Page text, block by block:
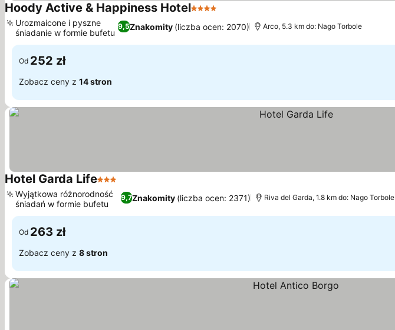
Hoody Active & Happiness Hotel4 Kategoria
9,5Znakomity (liczba ocen: 2070)
Urozmaicone i pyszne
śniadanie w formie bufetu
Arco, 5.3 km do: Nago Torbole
Od 252 zł
Zobacz ceny z 14 stron
Hotel Garda Life3 Kategoria
9,7Znakomity (liczba ocen: 2371)
Wyjątkowa różnorodność
śniadań w formie bufetu
Riva del Garda, 1.8 km do: Nago Torbole
Od 263 zł
Zobacz ceny z 8 stron